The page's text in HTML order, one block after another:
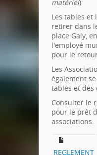
matériel)
Les tables et
retirer dans
place Galy,
l'employé
pour le
Les
également
tables et des
Consulter le
pour le prêt
associations.
REGLEMENT